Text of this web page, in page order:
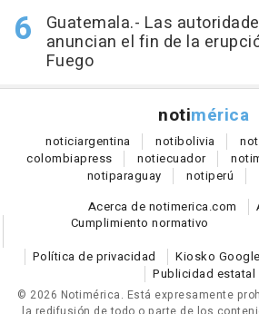
Guatemala.- Las
anuncian el fin de la
Fuego
notimérica
noticiargentina notibolivia
colombiapress notiecuador noti
notiparaguay notiperú
Acerca de notimerica.com
Cumplimiento normativo
Política de privacidad
Kiosko
Publicidad estatal
© 2026 Notimérica. Está expresamente